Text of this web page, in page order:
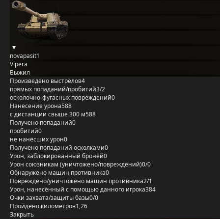
novapasit1
Vipera
Выжил
Произведено выстрелов4
прямых попаданий/пробитий3/2
осколочно-фугасных повреждений0
Нанесение урона588
с дистанции свыше 300 м588
Получено попаданий0
пробитий0
не нанёсших урон0
Получено попаданий осколками0
Урон, заблокированный бронёй0
Урон союзникам (уничтожено/повреждений)0/0
Обнаружено машин противника0
Повреждено/уничтожено машин противника2/1
Урон, нанесённый с помощью данного игрока384
Очки захвата/защиты базы0/0
Пройдено километров1,26
Закрыть